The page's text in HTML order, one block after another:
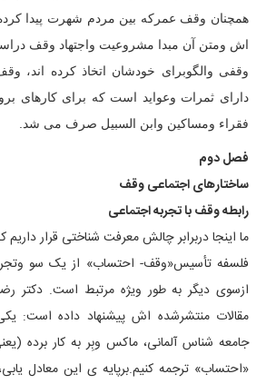
همچنان وقف عمرکه بین مردم شهرت پیدا
اش ومتن آن مبدا مشروعیت واجتهاد وقف
وقفی والگوبرای خودشان اتخاذ کرده اند،
دارای ثمرات وعواید است که برای کارهای
فقراء ومساکین وابن السبیل صرف می شد.
فصل دوم
ساختارهای اجتماعی وقف
رابطه وقف با تجربه اجتماعی
ما اینجا دربرابر چالش معرفت شناختی قرار داریم
فلسفه تأسیس«وقف- احتساب» از یک سو
ازسوی دیگر به طور ویژه مرتبط است. دکتر
مقالات منتشرشده اش پیشنهاد داده است:
«احتساب» ترجمه کنیم.برپایه ی این معادل